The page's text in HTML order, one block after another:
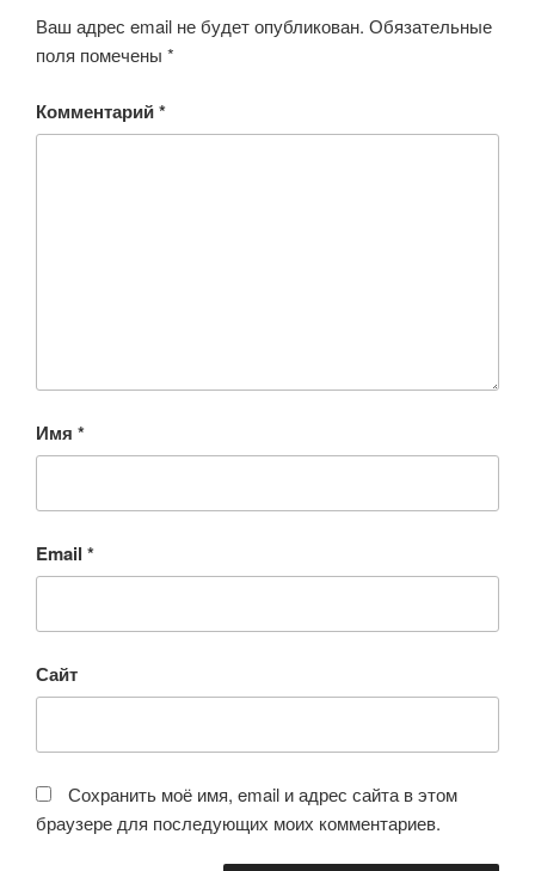
Ваш адрес email не будет опубликован. Обязательные
поля помечены *
Комментарий*
Имя *
Email *
Сайт
Сохранить моё имя, email и адрес сайта в этом
браузере для последующих моих комментариев.